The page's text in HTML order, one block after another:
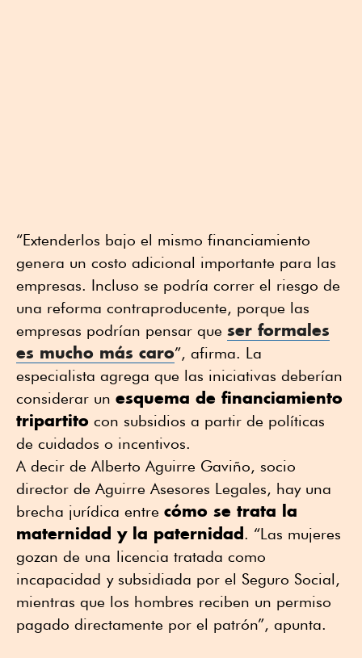
“Extenderlos bajo el mismo financiamiento
genera un costo adicional importante para las
empresas. Incluso se podría correr el riesgo de
una reforma contraproducente, porque las
empresas podrían pensar que ser formales
es mucho más caro”, afirma. La
especialista agrega que las iniciativas deberían
considerar un esquema de financiamiento
tripartito con subsidios a partir de políticas
de cuidados o incentivos.
A decir de Alberto Aguirre Gaviño, socio
director de Aguirre Asesores Legales, hay una
brecha jurídica entre cómo se trata la
maternidad y la paternidad . “Las mujeres
gozan de una licencia tratada como
incapacidad y subsidiada por el Seguro Social,
mientras que los hombres reciben un permiso
pagado directamente por el patrón”, apunta.